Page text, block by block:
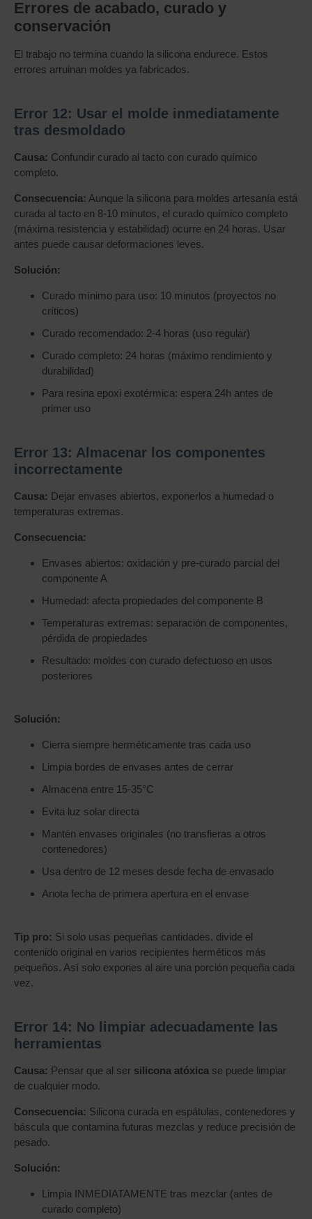
Errores de acabado, curado y
conservación
El trabajo no termina cuando la silicona endurece. Estos
errores arruinan moldes ya fabricados.
Error 12: Usar el molde inmediatamente
tras desmoldado
Causa: Confundir curado al tacto con curado químico
completo.
Consecuencia: Aunque la silicona para moldes artesanía está
curada al tacto en 8-10 minutos, el curado químico completo
(máxima resistencia y estabilidad) ocurre en 24 horas. Usar
antes puede causar deformaciones leves.
Solución:
Curado mínimo para uso: 10 minutos (proyectos no
críticos)
Curado recomendado: 2-4 horas (uso regular)
Curado completo: 24 horas (máximo rendimiento y
durabilidad)
Para resina epoxi exotérmica: espera 24h antes de
primer uso
Error 13: Almacenar los componentes
incorrectamente
Causa: Dejar envases abiertos, exponerlos a humedad o
temperaturas extremas.
Consecuencia:
Envases abiertos: oxidación y pre-curado parcial del
componente A
Humedad: afecta propiedades del componente B
Temperaturas extremas: separación de componentes,
pérdida de propiedades
Resultado: moldes con curado defectuoso en usos
posteriores
Solución:
Cierra siempre herméticamente tras cada uso
Limpia bordes de envases antes de cerrar
Almacena entre 15-35°C
Evita luz solar directa
Mantén envases originales (no transfieras a otros
contenedores)
Usa dentro de 12 meses desde fecha de envasado
Anota fecha de primera apertura en el envase
Tip pro: Si solo usas pequeñas cantidades, divide el
contenido original en varios recipientes herméticos más
pequeños. Así solo expones al aire una porción pequeña cada
vez.
Error 14: No limpiar adecuadamente las
herramientas
Causa: Pensar que al ser silicona atóxica se puede limpiar
de cualquier modo.
Consecuencia: Silicona curada en espátulas, contenedores y
báscula que contamina futuras mezclas y reduce precisión de
pesado.
Solución:
Limpia INMEDIATAMENTE tras mezclar (antes de
curado completo)